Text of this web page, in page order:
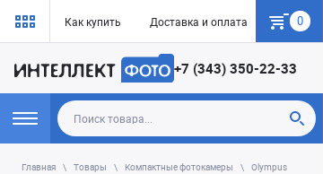
Как купить Доставка и оплата Гарантия
0
+7 (343) 350-22-33
Главная Товары Компактные фотокамеры Olympus